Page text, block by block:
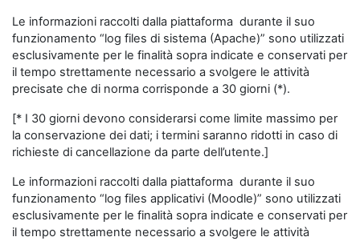
Le informazioni raccolti dalla piattaforma durante il suo
funzionamento “log files di sistema (Apache)” sono utilizzati
esclusivamente per le finalità sopra indicate e conservati per
il tempo strettamente necessario a svolgere le attività
precisate che di norma corrisponde a 30 giorni (*).
[* I 30 giorni devono considerarsi come limite massimo per
la conservazione dei dati; i termini saranno ridotti in caso di
richieste di cancellazione da parte dell’utente.]
Le informazioni raccolti dalla piattaforma durante il suo
funzionamento “log files applicativi (Moodle)” sono utilizzati
esclusivamente per le finalità sopra indicate e conservati per
il tempo strettamente necessario a svolgere le attività